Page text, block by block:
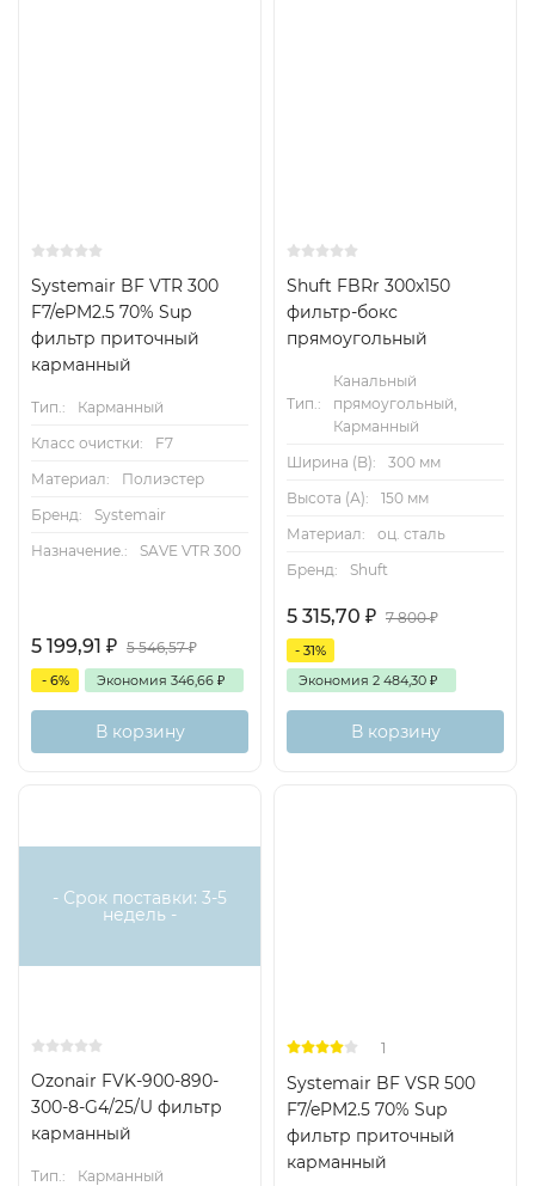
Systemair BF VTR 300
F7/ePM2.5 70% Sup
фильтр приточный
карманный
Тип.:
Карманный
Класс очистки:
F7
Материал:
Полиэстер
Бренд:
Systemair
Назначение.:
SAVE VTR 300
5 199,91 ₽ 5 546,57₽
- 6% Экономия 346,66 ₽
В корзину
Shuft FBRr 300x150
фильтр-бокс
прямоугольный
Тип.:
Канальный
прямоугольный,
Карманный
Ширина (B):
300 мм
Высота (А):
150 мм
Материал:
оц. сталь
Бренд:
Shuft
5 315,70 ₽ 7 800₽
- 31%
Экономия 2 484,30 ₽
В корзину
- Срок поставки: 3-5
недель -
Ozonair FVK-900-890-
300-8-G4/25/U фильтр
карманный
Тип.:
Карманный
1
Systemair BF VSR 500
F7/ePM2.5 70% Sup
фильтр приточный
карманный